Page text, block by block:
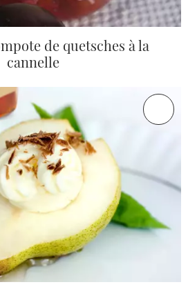
de quetsches à la
cannelle